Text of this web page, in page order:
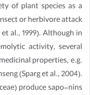
of plant species as a
or herbivore attack
al., 1999). Although in
activity, several
properties, e.g.
(Sparg et al., 2004).
produce sapo-nins